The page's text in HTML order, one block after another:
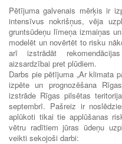
Pētījuma galvenais mērķis ir
intensīvus nokrišņus, vēja
gruntsūdeņu līmeņa izmaiņas
modelēt un novērtēt to risku
arī izstrādāt
aizsardzībai pret plūdiem.
Darbs pie pētījuma „Ar klimata
izpēte un prognozēšana
izstrāde Rīgas pilsētas
septembrī. Pašreiz ir
aplūkoti tikai tie applūšanas
vētru radītiem jūras ūdeņu
veikti sekojoši darbi: